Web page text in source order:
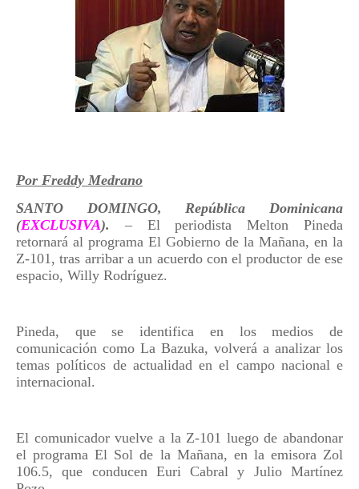
Por Freddy Medrano
SANTO DOMINGO, República Dominicana
(EXCLUSIVA). – El periodista Melton Pineda
retornará al programa El Gobierno de la Mañana, en la
Z-101, tras arribar a un acuerdo con el productor de ese
espacio, Willy Rodríguez.
Pineda, que se identifica en los medios de
comunicación como La Bazuka, volverá a analizar los
temas políticos de actualidad en el campo nacional e
internacional.
El comunicador vuelve a la Z-101 luego de abandonar
el programa El Sol de la Mañana, en la emisora Zol
106.5, que conducen Euri Cabral y Julio Martínez